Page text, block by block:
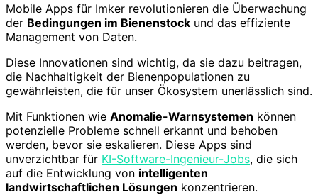
Mobile Apps für Imker revolutionieren die Überwachung
der Bedingungen im Bienenstock und das effiziente
Management von Daten.
Diese Innovationen sind wichtig, da sie dazu beitragen,
die Nachhaltigkeit der Bienenpopulationen zu
gewährleisten, die für unser Ökosystem unerlässlich sind.
Mit Funktionen wie Anomalie-Warnsystemen können
potenzielle Probleme schnell erkannt und behoben
werden, bevor sie eskalieren. Diese Apps sind
unverzichtbar für KI-Software-Ingenieur-Jobs, die sich
auf die Entwicklung von intelligenten
landwirtschaftlichen Lösungen konzentrieren.